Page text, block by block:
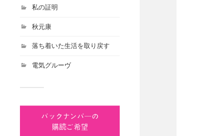
私の証明
秋元康
落ち着いた生活を取り戻す
電気グルーヴ